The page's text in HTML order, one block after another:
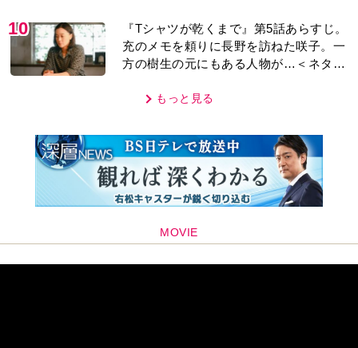
10
『Tシャツが乾くまで』第5話あらすじ。
充のメモを頼りに長野を訪ねた咲子。一
方の樹生の元にもある人物が…＜ネタバ
もっと見る
MOVIE